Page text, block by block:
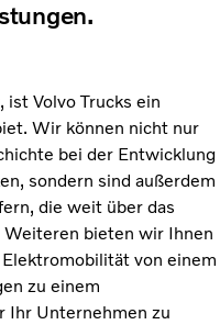
Volvo Trucks ein
Wir können nicht nur
bei der Entwicklung
sondern sind außerdem
die weit über das
Weiteren bieten wir Ihnen
von einem
zu einem
Ihr Unternehmen zu